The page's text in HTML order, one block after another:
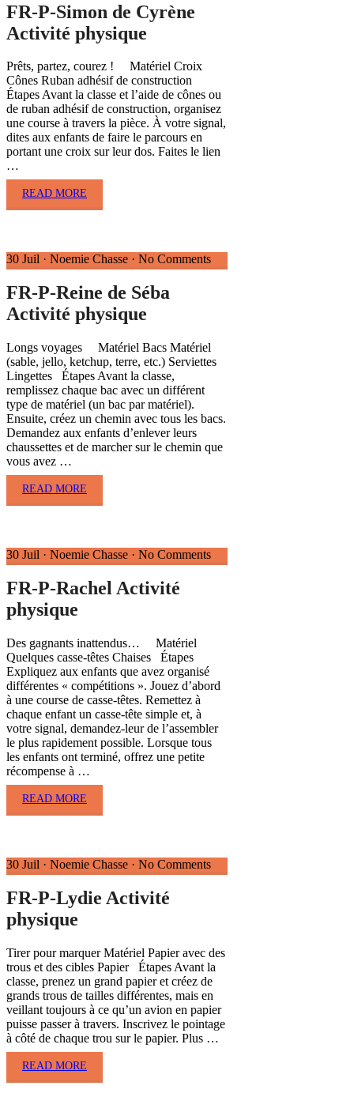
FR-P-Simon de Cyrène
Activité physique
Prêts, partez, courez ! Matériel Croix
Cônes Ruban adhésif de construction
Étapes Avant la classe et l’aide de cônes ou
de ruban adhésif de construction, organisez
une course à travers la pièce. À votre signal,
dites aux enfants de faire le parcours en
portant une croix sur leur dos. Faites le lien
…
READ MORE
30 Juil · Noemie Chasse · No Comments
FR-P-Reine de Séba
Activité physique
Longs voyages Matériel Bacs Matériel
(sable, jello, ketchup, terre, etc.) Serviettes
Lingettes Étapes Avant la classe,
remplissez chaque bac avec un différent
type de matériel (un bac par matériel).
Ensuite, créez un chemin avec tous les bacs.
Demandez aux enfants d’enlever leurs
chaussettes et de marcher sur le chemin que
vous avez …
READ MORE
30 Juil · Noemie Chasse · No Comments
FR-P-Rachel Activité
physique
Des gagnants inattendus… Matériel
Quelques casse-têtes Chaises Étapes
Expliquez aux enfants que avez organisé
différentes « compétitions ». Jouez d’abord
à une course de casse-têtes. Remettez à
chaque enfant un casse-tête simple et, à
votre signal, demandez-leur de l’assembler
le plus rapidement possible. Lorsque tous
les enfants ont terminé, offrez une petite
récompense à …
READ MORE
30 Juil · Noemie Chasse · No Comments
FR-P-Lydie Activité
physique
Tirer pour marquer Matériel Papier avec des
trous et des cibles Papier Étapes Avant la
classe, prenez un grand papier et créez de
grands trous de tailles différentes, mais en
veillant toujours à ce qu’un avion en papier
puisse passer à travers. Inscrivez le pointage
à côté de chaque trou sur le papier. Plus …
READ MORE